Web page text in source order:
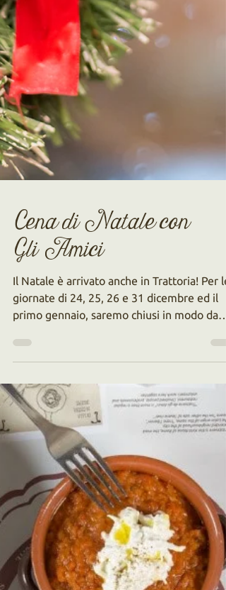
Cena di Natale con
Gli Amici
Il Natale è arrivato anche in Trattoria! Per le
dare...